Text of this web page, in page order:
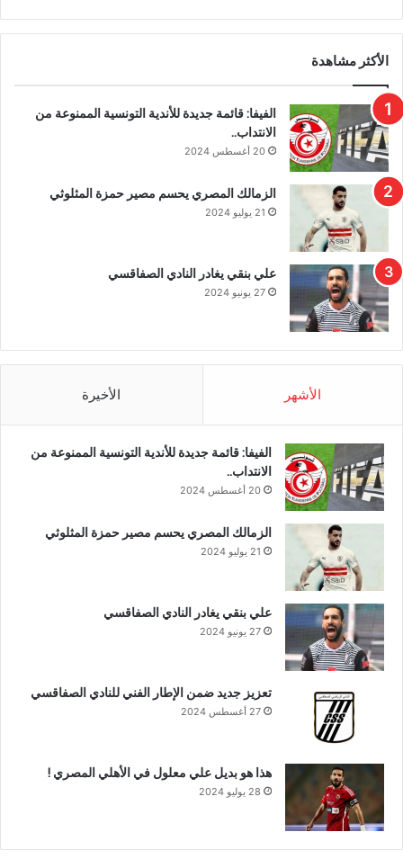
الأكثر مشاهدة
الفيفا: قائمة جديدة للأندية التونسية الممنوعة من
الانتداب..
20 أغسطس 2024
الزمالك المصري يحسم مصير حمزة المثلوثي
21 يوليو 2024
علي بنقي يغادر النادي الصفاقسي
27 يونيو 2024
الأشهر الأخيرة
الفيفا: قائمة جديدة للأندية التونسية الممنوعة من
الانتداب..
20 أغسطس 2024
الزمالك المصري يحسم مصير حمزة المثلوثي
21 يوليو 2024
علي بنقي يغادر النادي الصفاقسي
27 يونيو 2024
تعزيز جديد ضمن الإطار الفني للنادي الصفاقسي
27 أغسطس 2024
هذا هو بديل علي معلول في الأهلي المصري !
28 يوليو 2024